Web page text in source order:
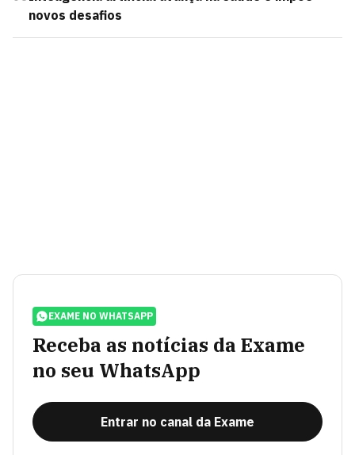
novos desafios
EXAME NO WHATSAPP
Receba as notícias da Exame
no seu WhatsApp
Entrar no canal da Exame